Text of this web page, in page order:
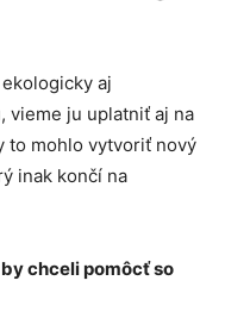
aj
vieme ju uplatniť aj na
to mohlo vytvoriť nový
inak končí na
chceli pomôcť so